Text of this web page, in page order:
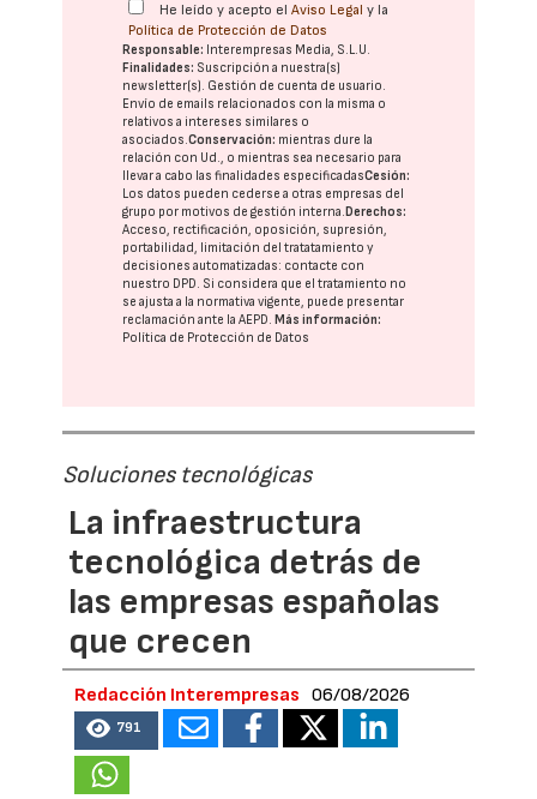
He leído y acepto elAviso Legal y la
Política de Protección de Datos
Responsable: Interempresas Media, S.L.U.
Finalidades: Suscripción a nuestra(s)
newsletter(s). Gestión de cuenta de usuario.
Envío de emails relacionados con la misma o
relativos a intereses similares o
asociados.Conservación: mientras dure la
relación con Ud., o mientras sea necesario para
llevar a cabo las finalidades especificadasCesión:
Los datos pueden cederse a otras empresas del
grupo por motivos de gestión interna. Derechos:
Acceso, rectificación, oposición, supresión,
portabilidad, limitación del tratatamiento y
decisiones automatizadas: contacte con
nuestro DPD. Si considera que el tratamiento no
se ajusta a la normativa vigente, puede presentar
reclamación ante laAEPD. Más información:
Política de Protección de Datos
Soluciones tecnológicas
La infraestructura
tecnológica detrás de
las empresas españolas
que crecen
Redacción Interempresas 06/08/2026
791